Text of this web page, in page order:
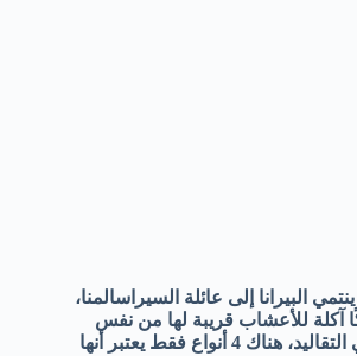
البيرانا إلى عائلة السيراسالمنا،
آكلة للأعشاب قريبة لها من نفس
العائلة تدعى بالباكو. في التقاليد، هناك 4 أنواع فقط يعتبر أنها